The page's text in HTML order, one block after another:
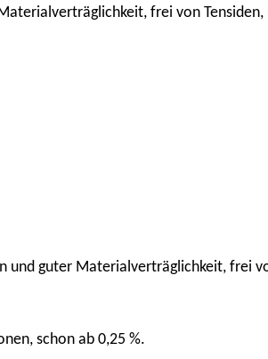
frei von
guter Materialverträglichkeit, frei
schon ab 0,25 %.